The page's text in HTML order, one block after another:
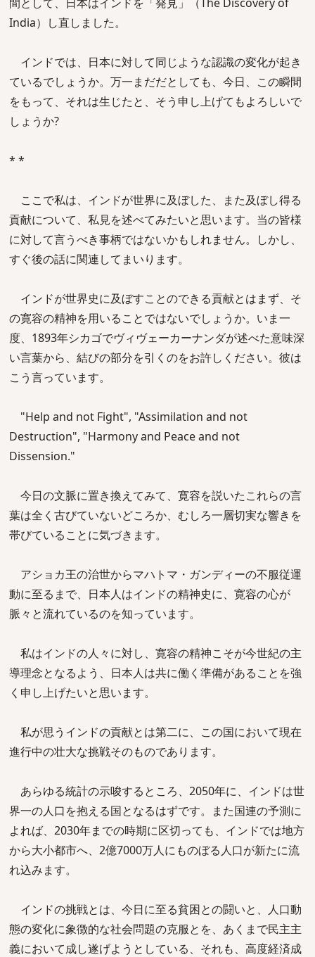
India）し直しました。
インドでは、日本に対して同じような認識の変化が起き
ているでしょうか。万一まだだとしても、今日、この瞬間
をもって、それは生じたと、そう申し上げてもよろしいで
しょうか?
* *
ここで私は、インドが世界に及ぼした、また及ぼし得る
貢献について、私見を述べてみたいと思います。当の皆様
に対して言うべき事柄ではないかもしれません。しかし、
すぐ後の話に関連してまいります。
インドが世界史に及ぼすことのできる貢献とはまず、そ
の寛容の精神を用いることではないでしょうか。いま一
度、1893年シカゴでヴィヴェーカーナンダが述べた意味深
い言葉から、結びの部分を引くのをお許しください。彼は
こう言っています。
"Help and not Fight", "Assimilation and not
Destruction", "Harmony and Peace and not
Dissension."
今日の文脈に置き換えてみて、寛容を説いたこれらの言
葉は全く古びていないどころか、むしろ一層切実な響きを
帯びていることに気づきます。
アショカ王の治世からマハトマ・ガンディーの不服従運
動に至るまで、日本人はインドの精神史に、寛容の心が
脈々と流れているのを知っています。
私はインドの人々に対し、寛容の精神こそが今世紀の主
導理念となるよう、日本人は共に働く準備があることを強
く申し上げたいと思います。
私が思うインドの貢献とは第二に、この国において現在
進行中の壮大な挑戦そのものであります。
あらゆる統計の示唆するところ、2050年に、インドは世
界一の人口を抱える国となるはずです。また国連の予測に
よれば、2030年までの時期に区切っても、インドでは地方
から大小都市へ、2億7000万人にものぼる人口が新たに流
れ込みます。
インドの挑戦とは、今日に至る貧困との闘いと、人口動
態の変化に象徴的な社会問題の克服とを、あくまで民主主
義において成し遂げようとしている、それも、高度経済成